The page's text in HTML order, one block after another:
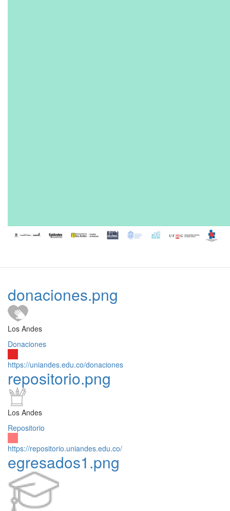
donaciones.png
Los Andes
Donaciones
https://uniandes.edu.co/donaciones
repositorio.png
Los Andes
Repositorio
https://repositorio.uniandes.edu.co/
egresados1.png